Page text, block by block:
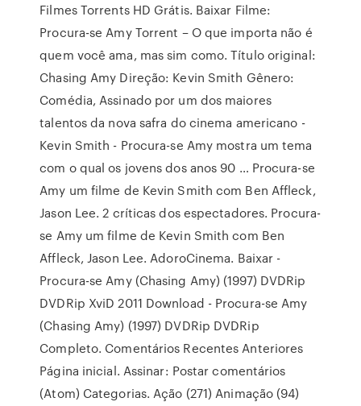
Filmes Torrents HD Grátis. Baixar Filme:
Procura-se Amy Torrent – O que importa não é
quem você ama, mas sim como. Título original:
Chasing Amy Direção: Kevin Smith Gênero:
Comédia, Assinado por um dos maiores
talentos da nova safra do cinema americano -
Kevin Smith - Procura-se Amy mostra um tema
com o qual os jovens dos anos 90 … Procura-se
Amy um filme de Kevin Smith com Ben Affleck,
Jason Lee. 2 críticas dos espectadores. Procura-
se Amy um filme de Kevin Smith com Ben
Affleck, Jason Lee. AdoroCinema. Baixar -
Procura-se Amy (Chasing Amy) (1997) DVDRip
DVDRip XviD 2011 Download - Procura-se Amy
(Chasing Amy) (1997) DVDRip DVDRip
Completo. Comentários Recentes Anteriores
Página inicial. Assinar: Postar comentários
(Atom) Categorias. Ação (271) Animação (94)